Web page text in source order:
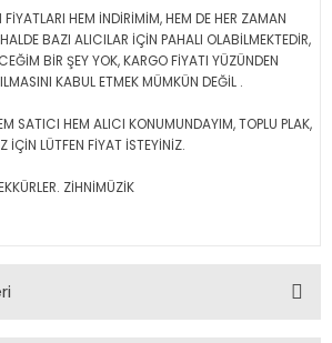
HEM İNDİRİMİM, HEM DE HER ZAMAN
BAZI ALICILAR İÇİN PAHALI OLABİLMEKTEDİR,
BİR ŞEY YOK, KARGO FİYATI YÜZÜNDEN
KABUL ETMEK MÜMKÜN DEĞİL .
SATICI HEM ALICI KONUMUNDAYIM, TOPLU PLAK,
İÇİN LÜTFEN FİYAT İSTEYİNİZ.
ZİHNİMÜZİK